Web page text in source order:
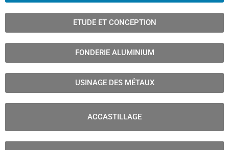
ETUDE ET CONCEPTION
FONDERIE ALUMINIUM
USINAGE DES MÉTAUX
ACCASTILLAGE